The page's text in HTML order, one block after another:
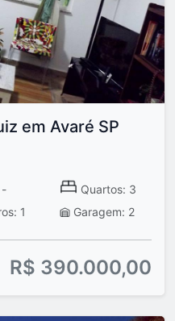
em Avaré SP
-
Quartos: 3
1 Garagem: 2
R$ 390.000,00